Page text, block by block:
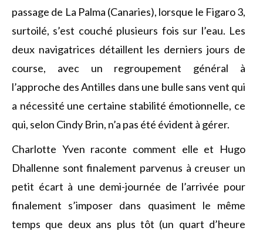
passage de La Palma (Canaries), lorsque le Figaro 3,
surtoilé, s’est couché plusieurs fois sur l’eau. Les
deux navigatrices détaillent les derniers jours de
course, avec un regroupement général à
l’approche des Antilles dans une bulle sans vent qui
a nécessité une certaine stabilité émotionnelle, ce
qui, selon Cindy Brin, n’a pas été évident à gérer.
Charlotte Yven raconte comment elle et Hugo
Dhallenne sont finalement parvenus à creuser un
petit écart à une demi-journée de l’arrivée pour
finalement s’imposer dans quasiment le même
temps que deux ans plus tôt (un quart d’heure